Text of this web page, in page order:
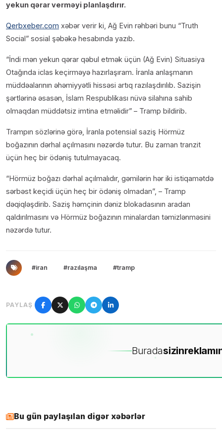
yekun qərar verməyi planlaşdırır.
Qerbxeber.com xəbər verir ki, Ağ Evin rəhbəri bunu “Truth
Social” sosial şəbəkə hesabında yazıb.
“İndi mən yekun qərar qəbul etmək üçün (Ağ Evin) Situasiya
Otağında iclas keçirməyə hazırlaşıram. İranla anlaşmanın
müddəalarının əhəmiyyətli hissəsi artıq razılaşdırılıb. Sazişin
şərtlərinə əsasən, İslam Respublikası nüvə silahına sahib
olmaqdan müddətsiz imtina etməlidir” – Tramp bildirib.
Trampın sözlərinə görə, İranla potensial saziş Hörmüz
boğazının dərhal açılmasını nəzərdə tutur. Bu zaman tranzit
üçün heç bir ödəniş tutulmayacaq.
“Hörmüz boğazı dərhal açılmalıdır, gəmilərin hər iki istiqamətdə
sərbəst keçidi üçün heç bir ödəniş olmadan”, – Tramp
dəqiqləşdirib. Saziş həmçinin dəniz blokadasının aradan
qaldırılmasını və Hörmüz boğazının minalardan təmizlənməsini
nəzərdə tutur.
#iran #razılaşma #tramp
PAYLAŞ
Buradasizin
Bu gün paylaşılan digər xəbərlər